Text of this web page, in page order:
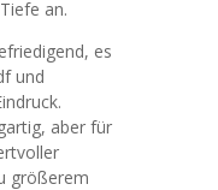
an.
es
und
aber für
größerem